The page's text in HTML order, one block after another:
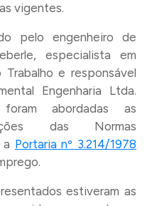
vigentes.
pelo engenheiro de
especialista em
Trabalho e responsável
Engenharia Ltda.
abordadas as
das Normas
a Portaria nº 3.214/1978
estiveram as